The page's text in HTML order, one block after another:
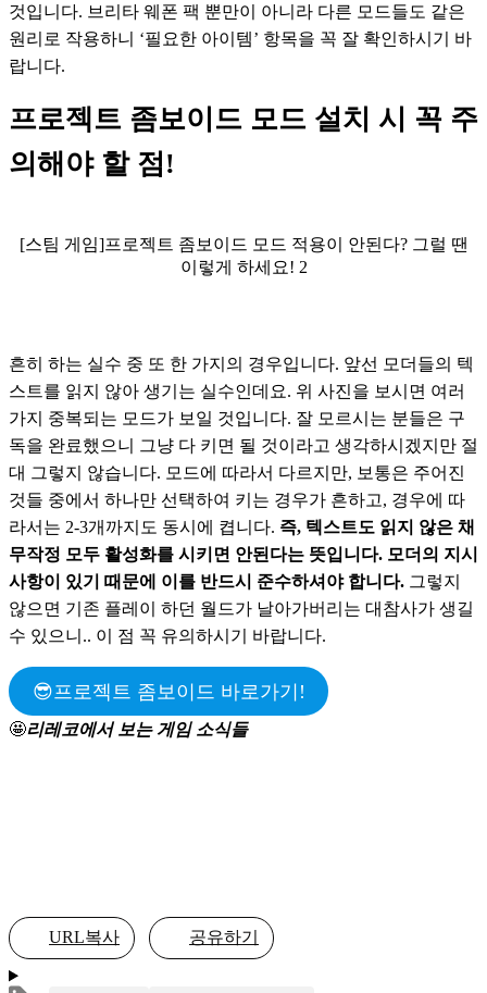
것입니다. 브리타 웨폰 팩 뿐만이 아니라 다른 모드들도 같은
원리로 작용하니 ‘필요한 아이템’ 항목을 꼭 잘 확인하시기 바
랍니다.
프로젝트 좀보이드 모드 설치 시 꼭 주
의해야 할 점!
[스팀 게임]프로젝트 좀보이드 모드 적용이 안된다? 그럴 땐
이렇게 하세요! 2
흔히 하는 실수 중 또 한 가지의 경우입니다. 앞선 모더들의 텍
스트를 읽지 않아 생기는 실수인데요. 위 사진을 보시면 여러
가지 중복되는 모드가 보일 것입니다. 잘 모르시는 분들은 구
독을 완료했으니 그냥 다 키면 될 것이라고 생각하시겠지만 절
대 그렇지 않습니다. 모드에 따라서 다르지만, 보통은 주어진
것들 중에서 하나만 선택하여 키는 경우가 흔하고, 경우에 따
라서는 2-3개까지도 동시에 켭니다. 즉, 텍스트도 읽지 않은 채
무작정 모두 활성화를 시키면 안된다는 뜻입니다. 모더의 지시
사항이 있기 때문에 이를 반드시 준수하셔야 합니다. 그렇지
않으면 기존 플레이 하던 월드가 날아가버리는 대참사가 생길
수 있으니.. 이 점 꼭 유의하시기 바랍니다.
😎프로젝트 좀보이드 바로가기!
🤩리레코에서 보는 게임 소식들
URL복사 공유하기